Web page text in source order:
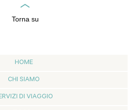
Torna su
HOME
CHI SIAMO
DI VIAGGIO